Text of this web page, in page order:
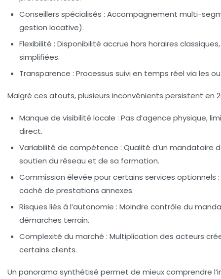
Conseillers spécialisés : Accompagnement multi-
gestion locative).
Flexibilité : Disponibilité accrue hors horaires
simplifiées.
Transparence : Processus suivi en temps réel via les
Malgré ces atouts, plusieurs inconvénients persistent en
Manque de visibilité locale : Pas d’agence physique,
direct.
Variabilité de compétence : Qualité d’un mandataire
soutien du réseau et de sa formation.
Commission élevée pour certains services optionnels :
caché de prestations annexes.
Risques liés à l’autonomie : Moindre contrôle du
démarches terrain.
Complexité du marché : Multiplication des acteurs
certains clients.
Un panorama synthétisé permet de mieux comprendre